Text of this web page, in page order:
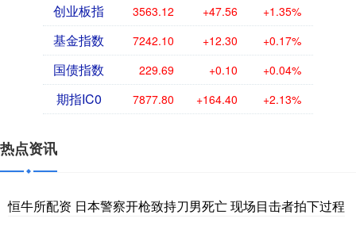
创业板指 3563.12 +47.56 +1.35%
基金指数 7242.10 +12.30 +0.17%
国债指数 229.69 +0.10 +0.04%
期指IC0 7877.80 +164.40 +2.13%
热点资讯
恒牛所配资 日本警察开枪致持刀男死亡 现场目击者拍下过程